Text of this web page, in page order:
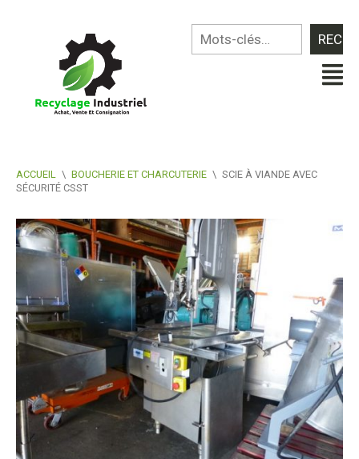
ACCUEIL \ BOUCHERIE ET CHARCUTERIE \ SCIE À VIANDE AVEC
SÉCURITÉ CSST